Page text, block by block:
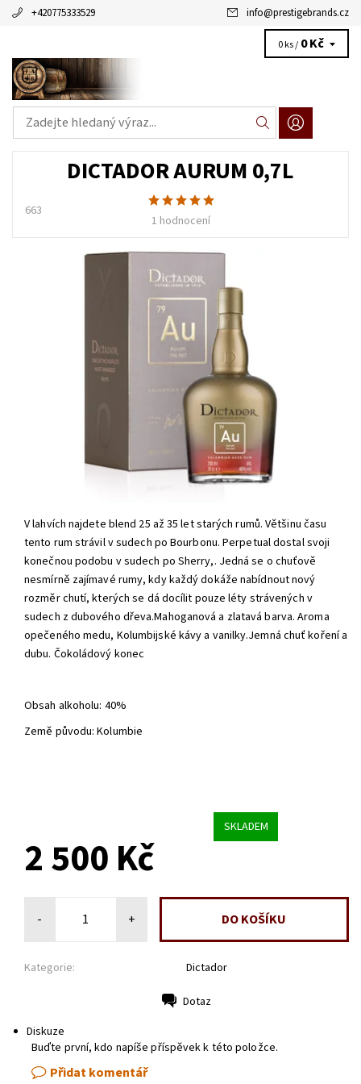
+420775333529 info@prestigebrands.cz
0 ks / 0 Kč
DICTADOR AURUM 0,7L
663
1 hodnocení
V lahvích najdete blend 25 až 35 let starých rumů. Většinu času
tento rum strávil v sudech po Bourbonu. Perpetual dostal svoji
konečnou podobu v sudech po Sherry,. Jednáse o chuťově
nesmírně zajímavé rumy, kdy každý dokáže nabídnout nový
rozměr chutí, kterých se dá docílit pouze léty strávených v
sudech z dubového dřeva.Mahoganová a zlatavá barva.Aroma
opečeného medu, Kolumbijské kávy a vanilky.Jemná chuť koření a
dubu. Čokoládový konec
Obsah alkoholu: 40%
Země původu: Kolumbie
SKLADEM
2 500 Kč
- +
Kategorie: Dictador
Dotaz
Diskuze
Buďte první, kdo napíše příspěvek k této položce.
Přidat komentář